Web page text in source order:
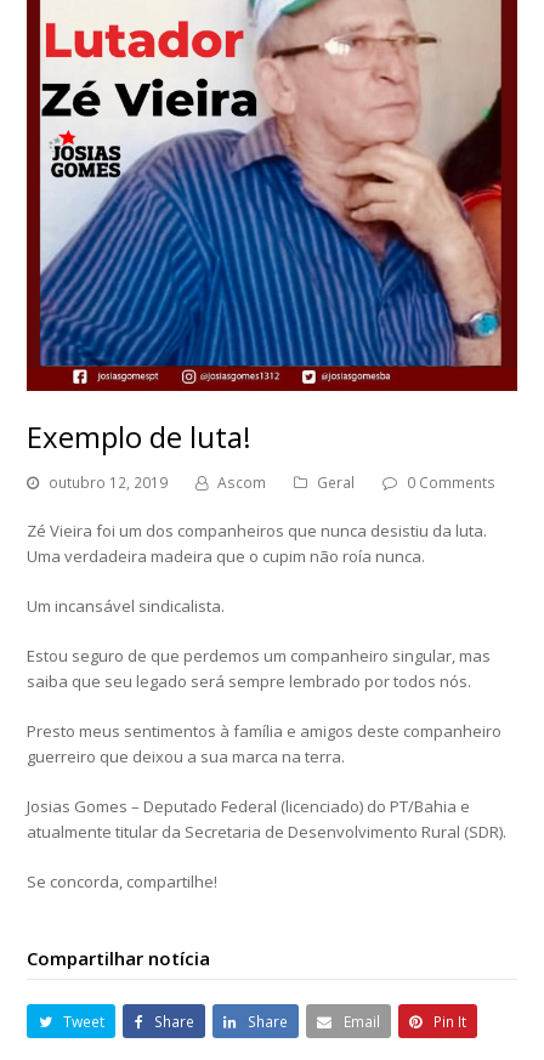
Exemplo de luta!
outubro 12, 2019 Ascom Geral 0 Comments
Zé Vieira foi um dos companheiros que nunca desistiu da luta.
Uma verdadeira madeira que o cupim não roía nunca.
Um incansável sindicalista.
Estou seguro de que perdemos um companheiro singular, mas
saiba que seu legado será sempre lembrado por todos nós.
Presto meus sentimentos à família e amigos deste companheiro
guerreiro que deixou a sua marca na terra.
Josias Gomes – Deputado Federal (licenciado) do PT/Bahia e
atualmente titular da Secretaria de Desenvolvimento Rural (SDR).
Se concorda, compartilhe!
Compartilhar notícia
Tweet Share Share Email Pin It